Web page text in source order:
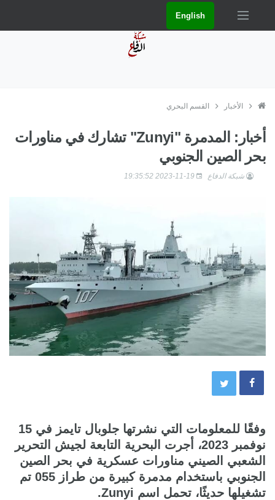
English
الأخبار القسم البحري
أخبار: المدمرة "Zunyi" تشارك في مناورات
بحر الصين الجنوبي
شبكة الدفاع
وفقًا للمعلومات التي نشرتها جلوبال تايمز في 15
نوفمبر 2023، أجرت البحرية التابعة لجيش التحرير
الشعبي الصيني مناورات عسكرية في بحر الصين
الجنوبي باستخدام مدمرة كبيرة من طراز 055 تم
تشغيلها حديثًا، تحمل اسم Zunyi.